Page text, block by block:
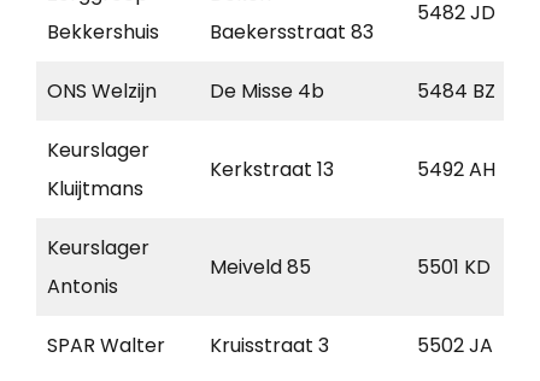
Bekkershuis
Baekersstraat 83
5482 JD
ONS Welzijn De Misse 4b 5484 BZ
Keurslager
Kluijtmans
Kerkstraat 13 5492 AH
Keurslager
Antonis
Meiveld 85 5501 KD
SPAR Walter Kruisstraat 3 5502 JA